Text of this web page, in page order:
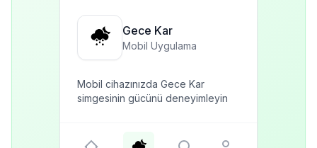
Gece Kar
Mobil Uygulama
Mobil cihazınızda Gece Kar
simgesinin gücünü deneyimleyin